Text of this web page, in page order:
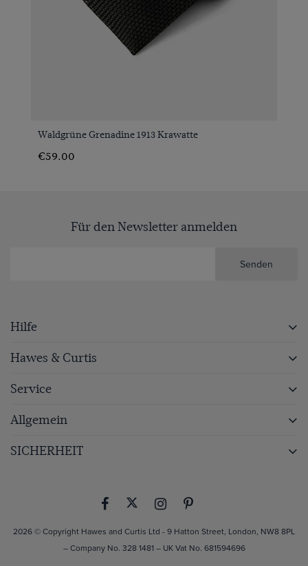
Waldgrüne Grenadine 1913 Krawatte
€59.00
Für den Newsletter anmelden
Senden
Hilfe
Hawes & Curtis
Service
Allgemein
SICHERHEIT
2026 © Copyright Hawes and Curtis Ltd - 9 Hatton Street, London, NW8 8PL
– Company No. 328 1481 – UK Vat No. 681594696